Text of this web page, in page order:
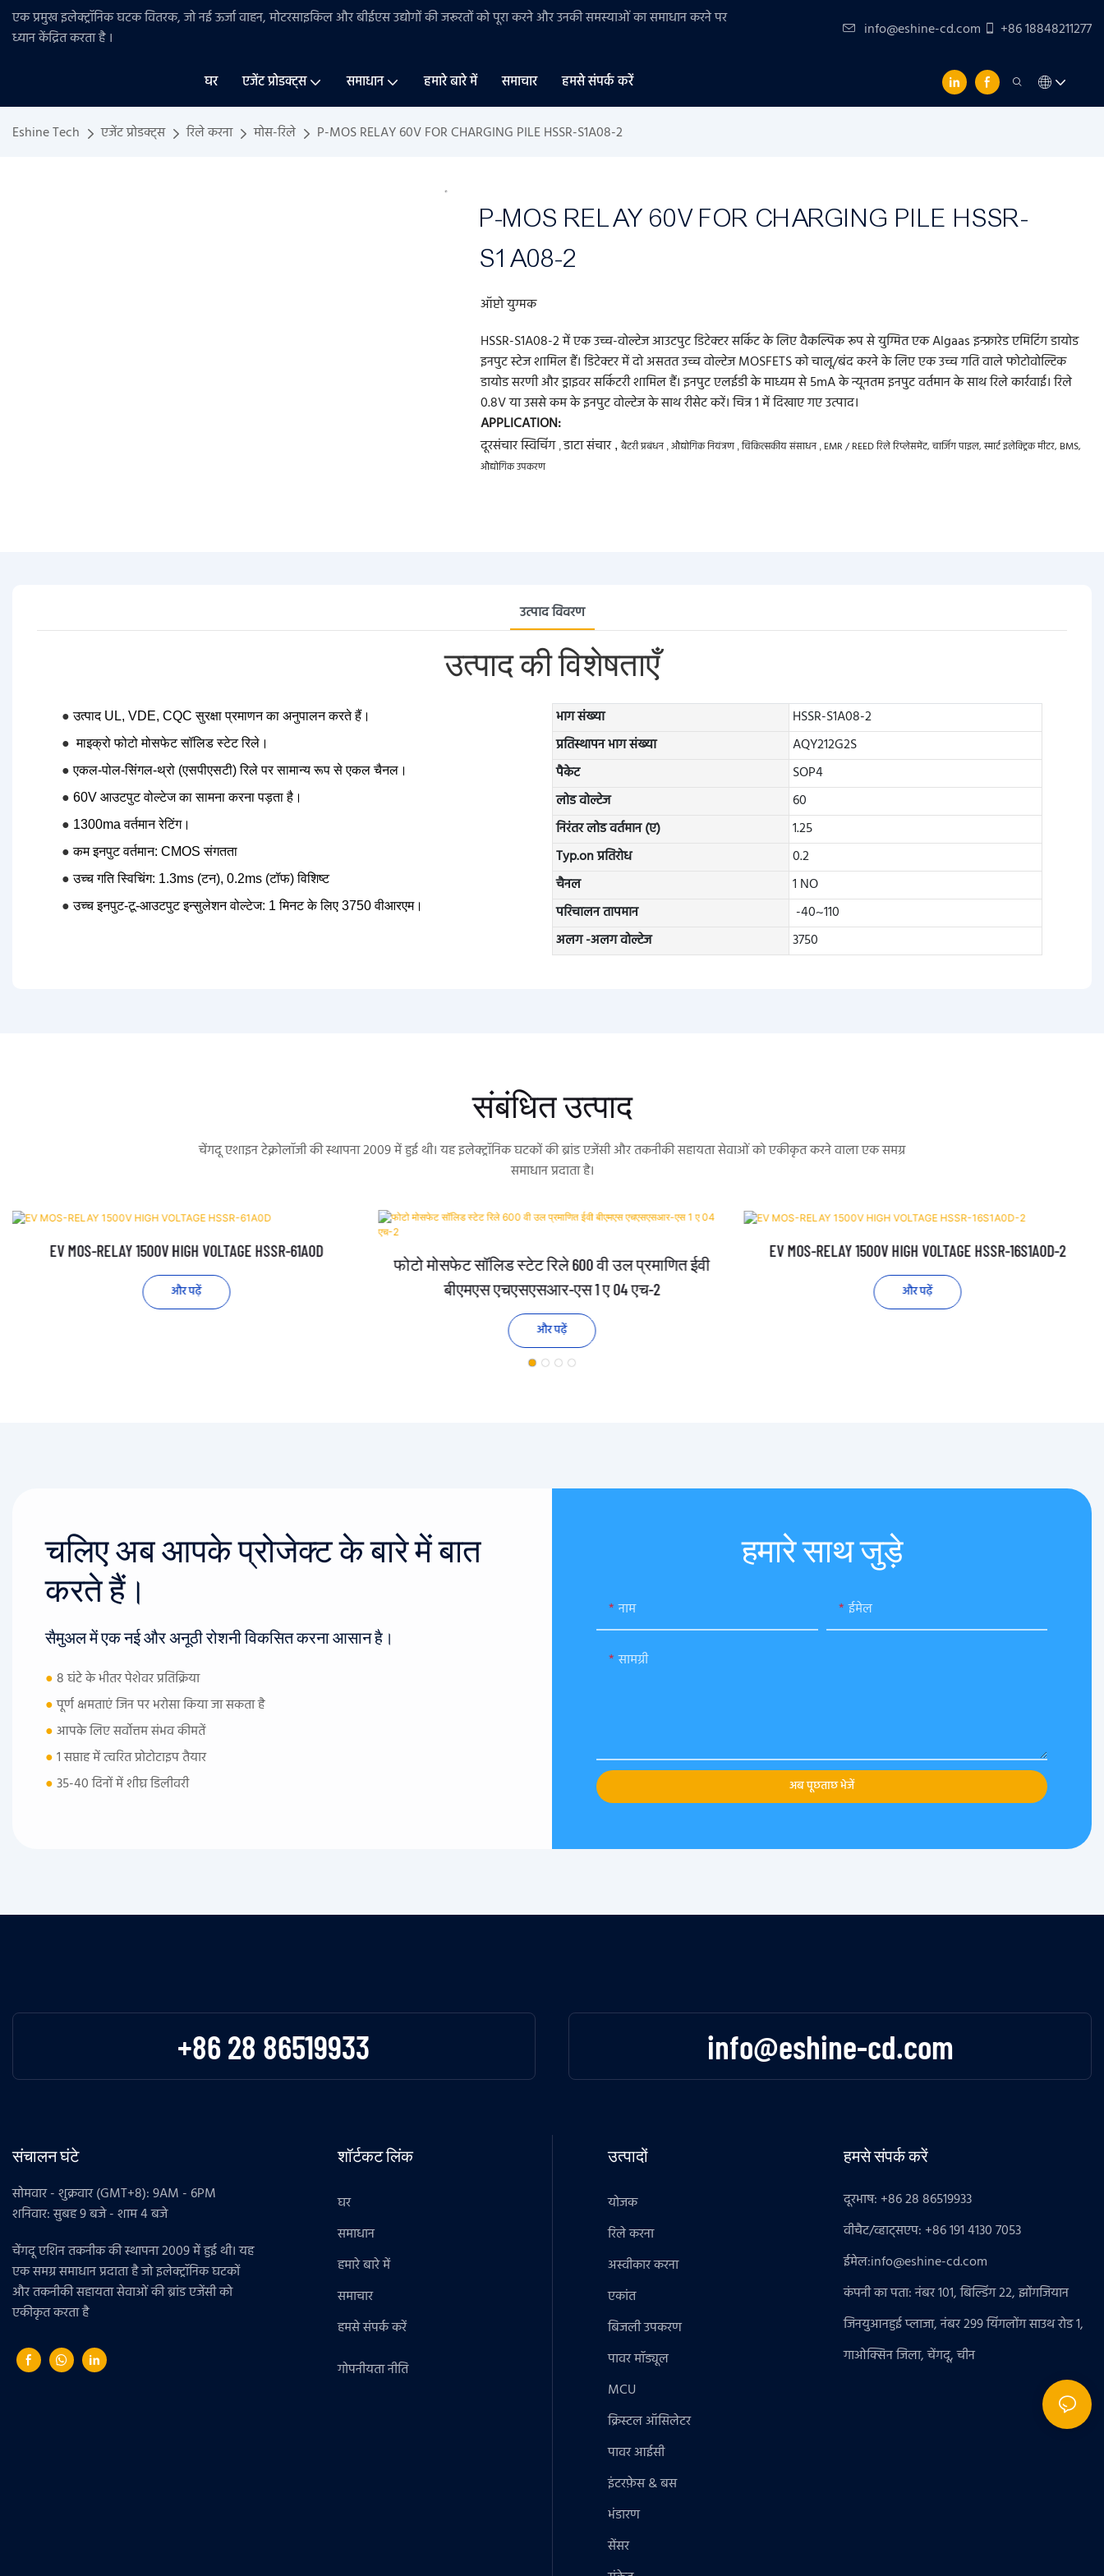
एक प्रमुख इलेक्ट्रॉनिक घटक वितरक, जो नई ऊर्जा वाहन, मोटरसाइकिल और बीईएसउद्योगों कीजरूरतों को पूरा करने और उनकी समस्याओं का समाधान करने पर
ध्यान केंद्रित करता है। info@eshine-cd.com +86 18848211277
घर एजेंट प्रोडक्ट्स समाधान हमारे बारे में समाचार हमसे संपर्क करें
Eshine Tech एजेंट प्रोडक्ट्स रिले करना मोस-रिले P-MOS RELAY 60V FOR CHARGING PILE HSSR-S1A08-2
P-MOS RELAY 60V FOR CHARGING PILE HSSR-
S1A08-2
ऑप्टो युग्मक
HSSR-S1A08-2 में एक उच्च-वोल्टेज आउटपुट डिटेक्टर सर्किट के लिए वैकल्पिक रूप से युग्मित एक Algaas इन्फ्रारेड एमिटिंग डायोड
इनपुट स्टेज शामिल हैं। डिटेक्टर में दो असतत उच्च वोल्टेज MOSFETS को चालू/बंद करने के लिए एक उच्च गति वाले फोटोवोल्टिक
डायोड सरणी और ड्राइवर सर्किटरी शामिल हैं। इनपुट एलईडी के माध्यम से 5mA के न्यूनतम इनपुट वर्तमान के साथ रिले कार्रवाई। रिले
0.8V या उससे कम के इनपुट वोल्टेज के साथ रीसेट करें। चित्र 1 में दिखाए गए उत्पाद।
APPLICATION:
दूरसंचार स्विचिंग , डाटा संचार ,बैटरी प्रबंधन , औद्योगिक नियंत्रण ,चिकित्सकीय संसाधन , EMR / REED रिले रिप्लेसमेंट, चार्जिंग पाइल, स्मार्ट इलेक्ट्रिक मीटर, BMS,
औद्योगिक उपकरण
उत्पाद विवरण
उत्पाद की विशेषताएँ
●उत्पाद UL, VDE, CQC सुरक्षा प्रमाणन का अनुपालन करते हैं।
● माइक्रो फोटो मोसफेट सॉलिड स्टेट रिले।
●एकल-पोल-सिंगल-थ्रो (एसपीएसटी) रिले पर सामान्य रूप से एकल चैनल।
● 60V आउटपुट वोल्टेज का सामना करना पड़ता है।
● 1300ma वर्तमान रेटिंग।
●कम इनपुट वर्तमान: CMOS संगतता
●उच्च गति स्विचिंग: 1.3ms (टन), 0.2ms (टॉफ) विशिष्ट
●उच्च इनपुट-टू-आउटपुट इन्सुलेशन वोल्टेज: 1 मिनट के लिए 3750 वीआरएम।
भाग संख्या
HSSR-S1A08-2
प्रतिस्थापन भाग संख्या
AQY212G2S
पैकेट
SOP4
लोड वोल्टेज
60
निरंतर लोड वर्तमान (ए)
1.25
Typ.on प्रतिरोध
0.2
चैनल
1 NO
परिचालन तापमान
-40~110
अलग -अलग वोल्टेज
3750
संबंधित उत्पाद
चेंगदू एशाइन टेक्नोलॉजी की स्थापना 2009 में हुई थी। यह इलेक्ट्रॉनिक घटकों की ब्रांड एजेंसी और तकनीकी सहायता सेवाओं को एकीकृत करने वाला एक समग्र
समाधान प्रदाता है।
EV MOS-RELAY 1500V HIGH VOLTAGE HSSR-61A0D
और पढ़ें
फोटो मोसफेट सॉलिड स्टेट रिले 600 वी उल प्रमाणित ईवी
बीएमएस एचएसएसआर-एस 1 ए 04 एच-2
और पढ़ें
EV MOS-RELAY 1500V HIGH VOLTAGE HSSR-16S1A0D-2
और पढ़ें
चलिए अब आपके प्रोजेक्ट के बारे में बात
करते हैं।
सैमुअल में एक नई और अनूठी रोशनी विकसित करना आसान है।
● 8 घंटे के भीतर पेशेवर प्रतिक्रिया
●पूर्ण क्षमताएं जिन पर भरोसा किया जा सकता है
●आपके लिए सर्वोत्तम संभव कीमतें
●1 सप्ताह में त्वरित प्रोटोटाइप तैयार
●35-40 दिनों में शीघ्र डिलीवरी
हमारे साथ जुड़े
नाम ईमेल
सामग्री
अब पूछताछ भेजें
+86 28 86519933 info@eshine-cd.com
संचालन घंटे
सोमवार - शुक्रवार (GMT+8): 9AM - 6PM
शनिवार: सुबह 9 बजे - शाम 4 बजे
चेंगदू एशिन तकनीक की स्थापना 2009 में हुई थी। यह
एक समग्र समाधान प्रदाता है जो इलेक्ट्रॉनिक घटकों
और तकनीकी सहायता सेवाओं की ब्रांड एजेंसी को
एकीकृत करता है
शॉर्टकट लिंक
घर
समाधान
हमारे बारे में
समाचार
हमसे संपर्क करें
गोपनीयता नीति
उत्पादों
योजक
रिले करना
अस्वीकार करना
एकांत
बिजली उपकरण
पावर मॉड्यूल
MCU
क्रिस्टल ऑसिलेटर
पावर आईसी
इंटरफ़ेस & बस
भंडारण
सेंसर
हमसे संपर्क करें
दूरभाष: +86 28 86519933
वीचैट/व्हाट्सएप: +86 191 4130 7053
ईमेल:info@eshine-cd.com
कंपनी का पता: नंबर 101, बिल्डिंग 22, झोंगजियान
जिनयुआनहुई प्लाजा, नंबर 299 यिंगलोंग साउथ रोड 1,
गाओक्सिन जिला, चेंगदू, चीन